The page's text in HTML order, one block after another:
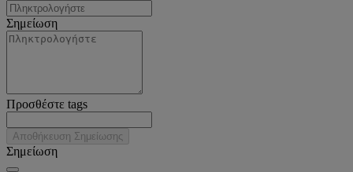
Σημείωση
Προσθέστε tags
Αποθήκευση Σημείωσης
Σημείωση